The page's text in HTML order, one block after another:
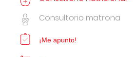
Consultorio matrona
¡Me apunto!